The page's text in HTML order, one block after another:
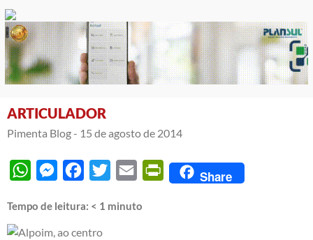
ARTICULADOR
Pimenta Blog - 15 de agosto de 2014
WhatsAppMessengerFacebook
Twitter Email PrintFriendly
Share
Tempo de leitura: < 1 minuto